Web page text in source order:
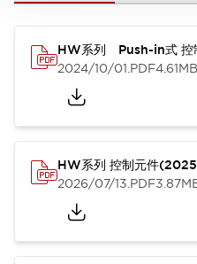
HW系列 Push-in式 控
2024/10/01.PDF4.61MB
HW系列 控制元件
2026/07/13.PDF